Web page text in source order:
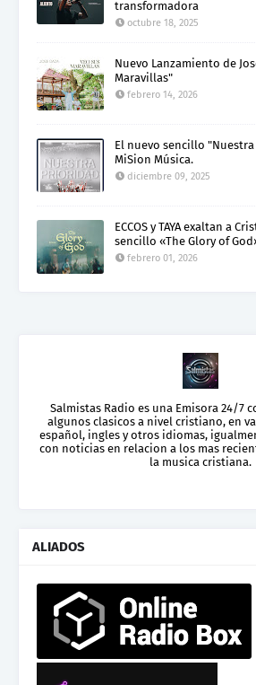
transformadora
octubre 18, 2025
Nuevo Lanzamiento de
Maravillas"
febrero 14, 2026
El nuevo sencillo
MiSion Música.
diciembre 09, 2025
ECCOS y TAYA exaltan a
sencillo «The Glory of
febrero 01, 2026
Salmistas Radio es una Emisora 24/7
algunos clasicos a nivel cristiano, en
español, ingles y otros idiomas,
con noticias en relacion a los mas
la musica cristiana.
ALIADOS